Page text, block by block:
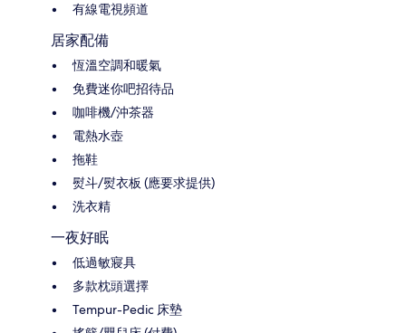
有線電視頻道
居家配備
恆溫空調和暖氣
免費迷你吧招待品
咖啡機/沖茶器
電熱水壺
拖鞋
熨斗/熨衣板 (應要求提供)
洗衣精
一夜好眠
低過敏寢具
多款枕頭選擇
Tempur-Pedic 床墊